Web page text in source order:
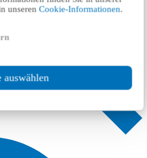
unserenCookie-Informationen.